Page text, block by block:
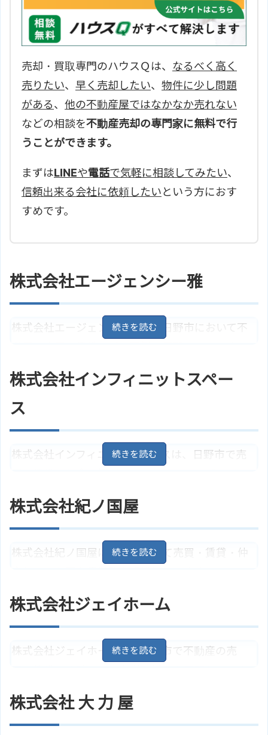
売却・買取専門のハウスＱは、 なるべく高く
売りたい、 早く売却したい、 物件に少し問題
がある、 他の不動産屋ではなかなか売れない
などの相談を不動産売却の専門家に無料で行
うことができます。
まずはLINEや電話で気軽に相談してみたい、
信頼出来る会社に依頼したいという方におす
すめです。
株式会社エージェンシー雅
株式会社エージェンシー雅は、日野市において不
様の要望や生活スタイルに寄り添った物件の紹介
が可能です。
東京都日野市日野本町3丁目10－3
地図
ＪＲ中央線「日野駅」より徒歩2分
トはこちら
株式会社インフィニットスペー
ス
株式会社インフィニットスペースは、日野市で売
替えや買取・資産運用などに関する相談を受け付
けています。
東京都日野市日野本町2丁目8－2
株式会社インフィニットスペース
のサイトはこちら
株式会社紀ノ国屋
株式会社紀ノ国屋は、日野市にて売買・賃貸・仲
在籍しており、不動産の売買・賃貸などに関する
相談に対応しています。
東京都日野市多摩平1丁目2－8
株式会社紀ノ国屋のサイトはこち
ら
株式会社ジェイホーム
株式会社ジェイホームは、日野市で不動産の売
扱いがあり、不動産の購入や賃貸における初期費
用を抑えることが可能です。
株式会社 大 力 屋